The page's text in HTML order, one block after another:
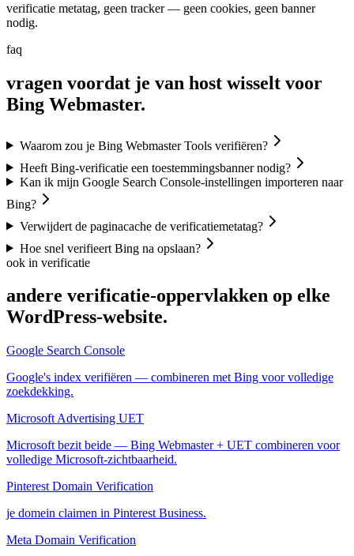
verificatie metatag, geen tracker — geen cookies, geen banner
nodig.
faq
vragen voordat je van host wisselt voor
Bing Webmaster.
Waarom zou je Bing Webmaster Tools verifiëren?
Heeft Bing-verificatie een toestemmingsbanner nodig?
Kan ik mijn Google Search Console-instellingen importeren naar
Bing?
Verwijdert de paginacache de verificatiemetatag?
Hoe snel verifieert Bing na opslaan?
ook in verificatie
andere verificatie-oppervlakken op elke
WordPress-website.
Google Search Console
Google's index verifiëren — combineren met Bing voor volledige
zoekdekking.
Microsoft Advertising UET
Microsoft bezit beide — Bing Webmaster + UET combineren voor
volledige Microsoft-zichtbaarheid.
Pinterest Domain Verification
je domein claimen in Pinterest Business.
Meta Domain Verification